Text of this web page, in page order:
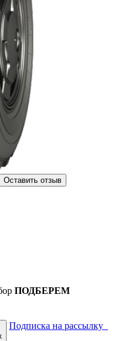
Оставить отзыв
ПОДБЕРЕМ
Подписка на рассылку